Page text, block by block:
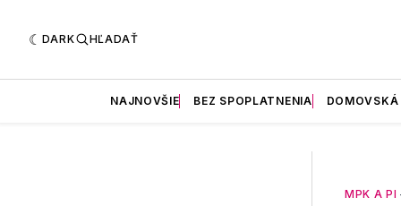
DARK HĽADAŤ
NAJNOVŠIE BEZ SPOPLATNENIA
MPK A PI